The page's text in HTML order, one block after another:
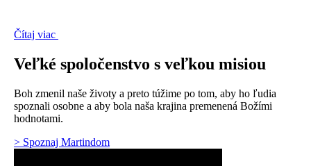
Čítaj viac
Veľké spoločenstvo s veľkou misiou
Boh zmenil naše životy a preto túžime po tom, aby ho ľudia
spoznali osobne a aby bola naša krajina premenená Božími
hodnotami.
> Spoznaj Martindom